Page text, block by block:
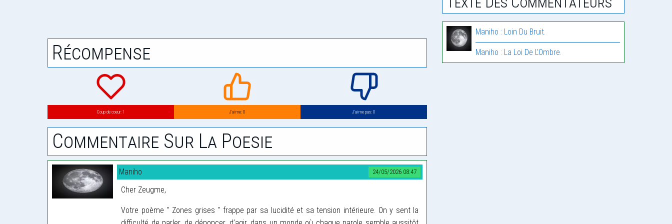
Récompense
Coup de coeur: 1 J’aime: 0 J’aime pas: 0
Commentaire Sur La Poesie
24/05/2026 08:47
Maniho
Cher Zeugme,
Votre poème " Zones grises " frappe par sa lucidité et sa tension intérieure. On y sent la
Maniho : Loin Du Bruit.
Maniho : La Loi De L’Ombre.